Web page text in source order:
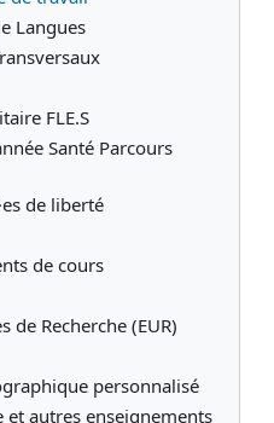
Langues
FLE.S
Santé Parcours
de liberté
de cours
de Recherche (EUR)
personnalisé
autres enseignements